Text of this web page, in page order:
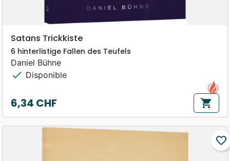
Satans Trickkiste
6 hinterlistige Fallen des Teufels
Daniel Bühne
check Disponible
Prix
6,34 CHF shopping_cart
favorite_border